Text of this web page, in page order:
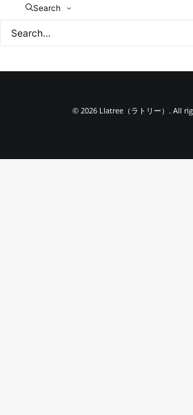
Search
© 2026 Llatree（ラトリー）. All